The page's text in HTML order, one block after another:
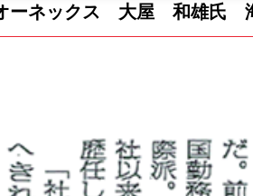
(会員限定)
検索
覧
一覧 熱処理技術講座
金属熱処理組織写真集
講習会テキスト マ
ーネックス 大屋 和雄氏